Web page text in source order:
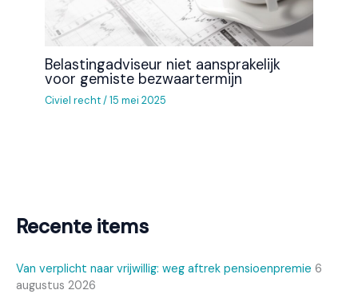
Recente items
Van verplicht naar vrijwillig: weg aftrek pensioenpremie 6
augustus 2026
Belastingadviseur niet aansprakelijk
voor gemiste bezwaartermijn
Civiel recht/15 mei 2025